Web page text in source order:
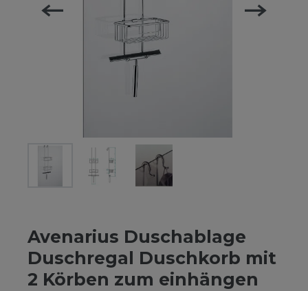
Avenarius Duschablage
Duschregal Duschkorb mit
2 Körben zum einhängen